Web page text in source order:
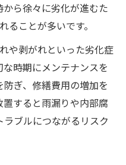
ら徐々に劣化が進むた
ることが多いです。
や剥がれといった劣化症
時期にメンテナンスを
ぎ、修繕費用の増加を
すると雨漏りや内部腐
ブルにつながるリスク